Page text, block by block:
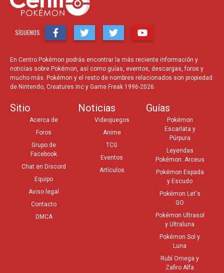
SÍGUENOS
En Centro Pokémon podrás encontrar la más reciente información y
noticias sobre Pokémon, así como guías, eventos, descargas, foros y
mucho más. Pokémon y el resto de nombres relacionados son propiedad
de Nintendo, Creatures Inc y Game Freak 1996-2026.
Sitio
Acerca de
Foros
Grupo de
Facebook
Chat en Discord
Equipo
Aviso legal
Contacto
DMCA
Noticias
Videojuegos
Anime
TCG
Eventos
Artículos
Guías
Pokémon
Escarlata y
Púrpura
Leyendas
Pokémon: Arceus
Pokémon Espada
y Escudo
Pokémon Let's
GO
Pokémon Ultrasol
y Ultraluna
Pokémon Sol y
Luna
Rubí Omega y
Zafiro Alfa